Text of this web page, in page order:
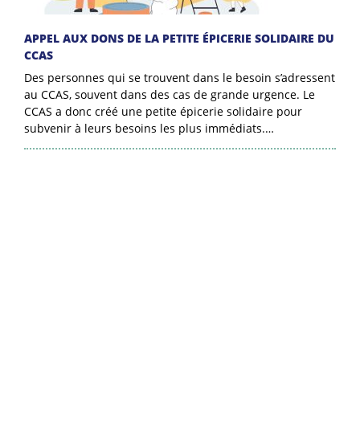
APPEL AUX DONS DE LA PETITE ÉPICERIE SOLIDAIRE DU
CCAS
Des personnes qui se trouvent dans le besoin s’adressent
au CCAS, souvent dans des cas de grande urgence. Le
CCAS a donc créé une petite épicerie solidaire pour
subvenir à leurs besoins les plus immédiats.…